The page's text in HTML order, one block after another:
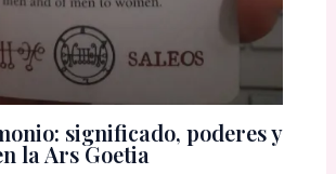
significado, poderes y
la Ars Goetia